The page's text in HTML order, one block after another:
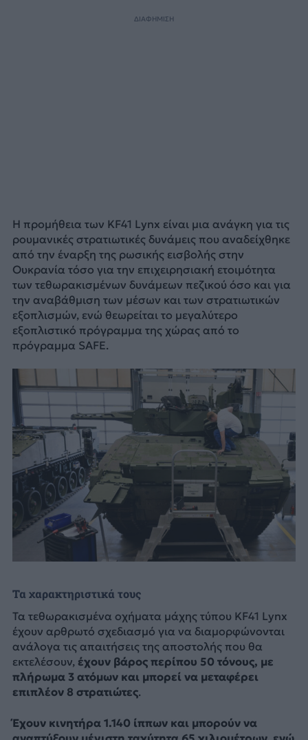
ΔΙΑΦΗΜΙΣΗ
Η προμήθεια των KF41 Lynx είναι μια ανάγκη για τις
ρουμανικές στρατιωτικές δυνάμεις που αναδείχθηκε
από την έναρξη της ρωσικής εισβολής στην
Ουκρανία τόσο για την επιχειρησιακή ετοιμότητα
των τεθωρακισμένων δυνάμεων πεζικού όσο και για
την αναβάθμιση των μέσων και των στρατιωτικών
εξοπλισμών, ενώ θεωρείται το μεγαλύτερο
εξοπλιστικό πρόγραμμα της χώρας από το
πρόγραμμα SAFE.
Τα χαρακτηριστικά τους
Τα τεθωρακισμένα οχήματα μάχης τύπου KF41 Lynx
έχουν αρθρωτό σχεδιασμό για να διαμορφώνονται
ανάλογα τις απαιτήσεις της αποστολής που θα
εκτελέσουν, έχουν βάρος περίπου 50 τόνους, με
πλήρωμα 3 ατόμων και μπορεί να μεταφέρει
επιπλέον 8 στρατιώτες.
Έχουν κινητήρα 1.140 ίππων και μπορούν να